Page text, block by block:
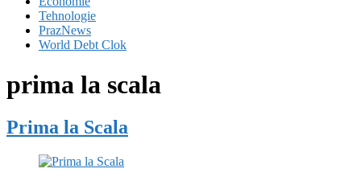
Tehnologie
PrazNews
World Debt Clok
prima la scala
Prima la Scala